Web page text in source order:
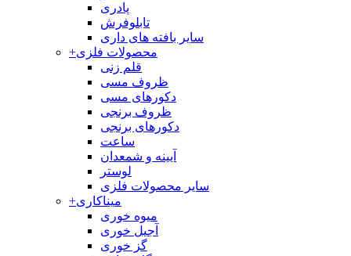
پادری
تابلوفرش
سایر بافته های داری
+محصولات فلزی
قلم زنی
ظروف مسی
دکورهای مسی
ظروف برنجی
دکورهای برنجی
ساعت
آیینه و شمعدان
لوستر
سایر محصولات فلزی
+میناکاری
میوه خوری
آجیل خوری
گز خوری